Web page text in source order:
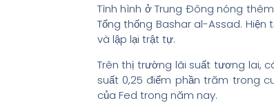
Tình hình ở Trung Đông nóng
Tổng thống Bashar al-Assad.
và lập lại trật tự.
Trên thị trường lãi suất tương lai,
suất 0,25 điểm phần trăm trong
của Fed trong năm nay.